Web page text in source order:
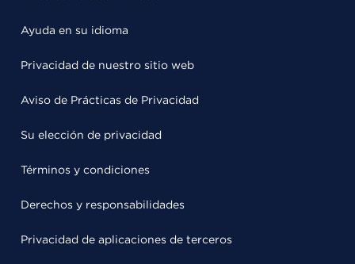
Ayuda en su idioma
Privacidad de nuestro sitio web
Aviso de Prácticas de Privacidad
Su elección de privacidad
Términos y condiciones
Derechos y responsabilidades
Privacidad de aplicaciones de terceros